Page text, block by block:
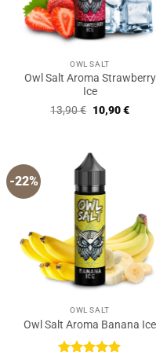
OWL SALT
Owl Salt Aroma Strawberry
Ice
13,90€ Ursprünglicher
Preis
10,90€Aktueller
-22%
OWL SALT
Owl Salt Aroma Banana Ice